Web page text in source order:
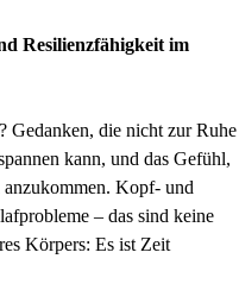
Resilienzfähigkeit im
Gedanken, die nicht zur Ruhe
kann, und das Gefühl,
Kopf- und
– das sind keine
Körpers: Es ist Zeit